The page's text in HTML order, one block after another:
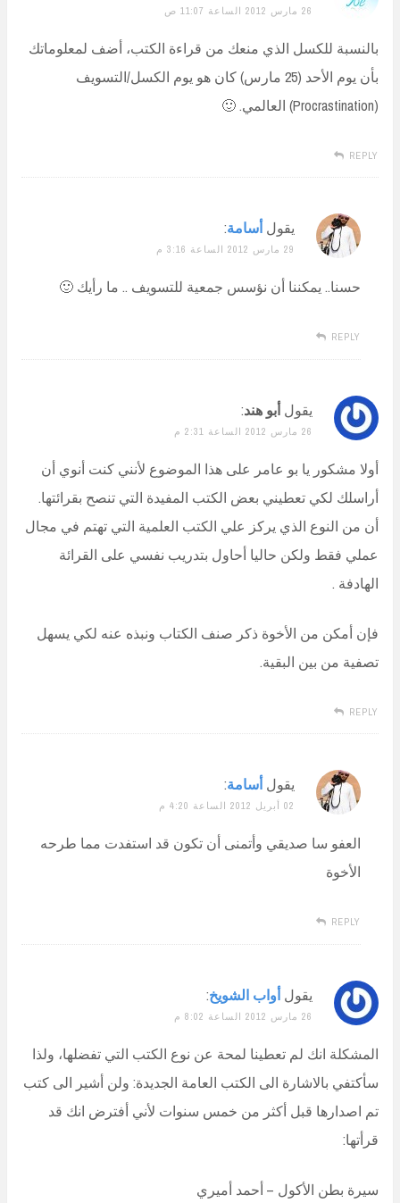
26 مارس 2012 الساعة 11:07 ص
بالنسبة للكسل الذي منعك من قراءة الكتب، أضف لمعلوماتك
بأن يوم الأحد (25 مارس) كان هو يوم الكسل/التسويف
(Procrastination) العالمي. 🙂
REPLY
يقول أسامة:
29 مارس 2012 الساعة 3:16 م
حسنا.. يمكننا أن نؤسس جمعية للتسويف .. ما رأيك 🙂
REPLY
يقول أبو هند:
26 مارس 2012 الساعة 2:31 م
أولا مشكور يا بو عامر على هذا الموضوع لأنني كنت أنوي أن
أراسلك لكي تعطيني بعض الكتب المفيدة التي تنصح بقرائتها.
أن من النوع الذي يركز علي الكتب العلمية التي تهتم في مجال
عملي فقط ولكن حاليا أحاول بتدريب نفسي على القرائة
الهادفة .
فإن أمكن من الأخوة ذكر صنف الكتاب ونبذه عنه لكي يسهل
تصفية من بين البقية.
REPLY
يقول أسامة:
02 أبريل 2012 الساعة 4:20 م
العفو سا صديقي وأتمنى أن تكون قد استفدت مما طرحه
الأخوة
REPLY
يقول أواب الشويخ:
26 مارس 2012 الساعة 8:02 م
المشكلة انك لم تعطينا لمحة عن نوع الكتب التي تفضلها، ولذا
سأكتفي بالاشارة الى الكتب العامة الجديدة: ولن أشير الى كتب
تم اصدارها قبل أكثر من خمس سنوات لأني أفترض انك قد
قرأتها:
سيرة بطن الأكول – أحمد أميري